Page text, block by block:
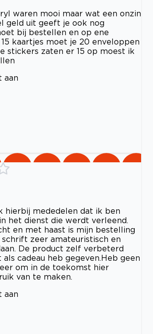
waren mooi maar wat een onzin
geld uit geeft je ook nog
bij bestellen en op ene
kaartjes moet je 20 enveloppen
stickers zaten er 15 op moest ik
aan
hierbij mededelen dat ik ben
het dienst die werdt verleend.
en met haast is mijn bestelling
zeer amateuristisch en
De product zelf verbeterd
cadeau heb gegeven.Heb geen
om in de toekomst hier
van te maken.
aan